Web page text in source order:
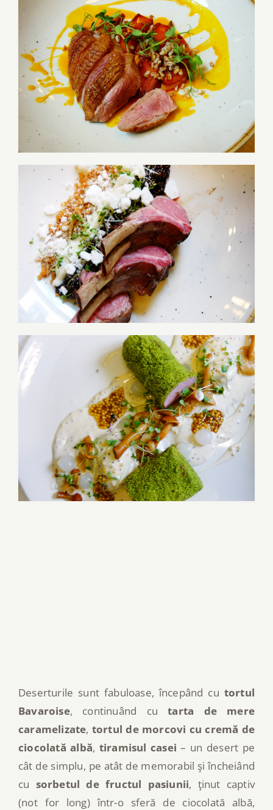
Deserturile sunt fabuloase, începând cu tortul
Bavaroise, continuând cutarta de mere
caramelizate, tortul de morcovi cu cremă de
ciocolată albă, tiramisul casei – un desert pe
cât de simplu, pe atât de memorabil şi încheiând
cu sorbetul de fructul pasiunii, ţinut captiv
(not for long) într-o sferă de ciocolată albă,